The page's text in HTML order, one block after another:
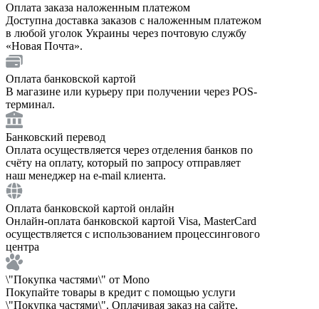
Оплата заказа наложенным платежом
Доступна доставка заказов с наложенным платежом
в любой уголок Украины через почтовую службу
«Новая Почта».
Оплата банковской картой
В магазине или курьеру при получении через POS-
терминал.
Банковский перевод
Оплата осуществляется через отделения банков по
счёту на оплату, который по запросу отправляет
наш менеджер на e-mail клиента.
Оплата банковской картой онлайн
Онлайн-оплата банковской картой Visa, MasterCard
осуществляется с использованием процессингового
центра
\"Покупка частями\" от Mono
Покупайте товары в кредит с помощью услуги
\"Покупка частями\". Оплачивая заказ на сайте,